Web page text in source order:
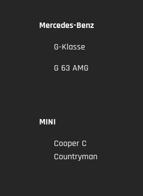
Mercedes-Benz
G-Klasse
G 63 AMG
MINI
Cooper C
Countryman